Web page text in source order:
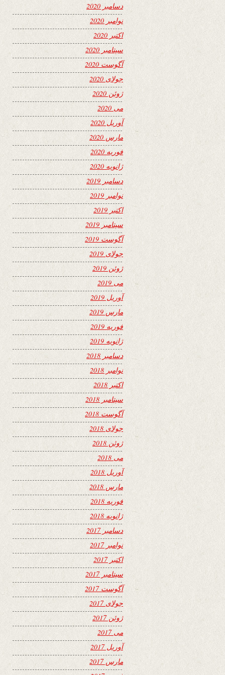
دسامبر 2020
نوامبر 2020
اکتبر 2020
سپتامبر 2020
آگوست 2020
جولای 2020
ژوئن 2020
می 2020
آوریل 2020
مارس 2020
فوریه 2020
ژانویه 2020
دسامبر 2019
نوامبر 2019
اکتبر 2019
سپتامبر 2019
آگوست 2019
جولای 2019
ژوئن 2019
می 2019
آوریل 2019
مارس 2019
فوریه 2019
ژانویه 2019
دسامبر 2018
نوامبر 2018
اکتبر 2018
سپتامبر 2018
آگوست 2018
جولای 2018
ژوئن 2018
می 2018
آوریل 2018
مارس 2018
فوریه 2018
ژانویه 2018
دسامبر 2017
نوامبر 2017
اکتبر 2017
سپتامبر 2017
آگوست 2017
جولای 2017
ژوئن 2017
می 2017
آوریل 2017
مارس 2017